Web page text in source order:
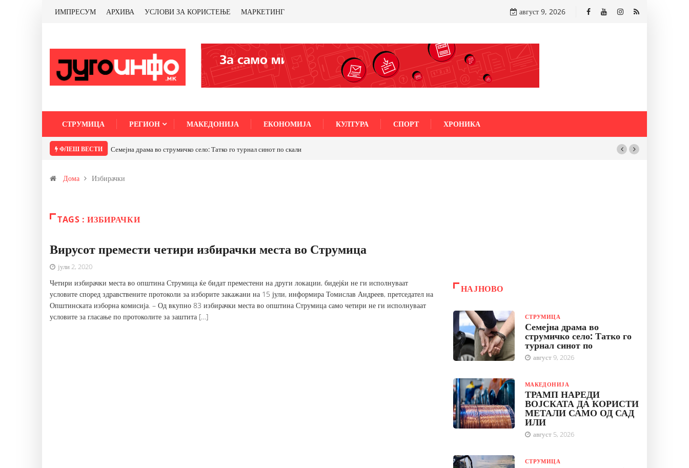
ИМПРЕСУМ АРХИВА УСЛОВИ ЗА КОРИСТЕЊЕ МАРКЕТИНГ август 9, 2026
СТРУМИЦА РЕГИОН МАКЕДОНИЈА ЕКОНОМИЈА КУЛТУРА СПОРТ ХРОНИКА
ФЛЕШ ВЕСТИ Семејна драма во струмичко село: Татко го турнал синот по скали
Дома Избирачки
TAGS : ИЗБИРАЧКИ
Вирусот премести четири избирачки места во Струмица
јули 2, 2020
Четири избирачки места во општина Струмица ќе бидат преместени на други локации, бидејќи не ги исполнуваат
условите според здравствените протоколи за изборите закажани на 15 јули, информира Томислав Андреев, претседател на
Општинската изборна комисија. – Од вкупно 83 избирачки места во општина Струмица само четири не ги исполнуваат
условите за гласање по протоколите за заштита […]
НАЈНОВО
СТРУМИЦА
Семејна драма во
струмичко село: Татко го
турнал синот по
август 9, 2026
МАКЕДОНИЈА
ТРАМП НАРЕДИ
ВОЈСКАТА ДА КОРИСТИ
МЕТАЛИ САМО ОД САД
ИЛИ
август 5, 2026
СТРУМИЦА